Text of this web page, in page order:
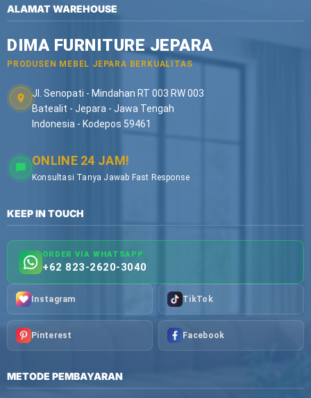
ALAMAT WAREHOUSE
DIMA FURNITURE JEPARA
PRODUSEN MEBEL JEPARA BERKUALITAS
Jl. Senopati - Mindahan RT 003 RW 003
Batealit - Jepara - Jawa Tengah
Indonesia - Kodepos 59461
ONLINE 24 JAM!
Konsultasi Tanya Jawab Fast Response
KEEP IN TOUCH
ORDER VIA WHATSAPP
+62 823-2620-3040
Instagram TikTok
Pinterest Facebook
METODE PEMBAYARAN